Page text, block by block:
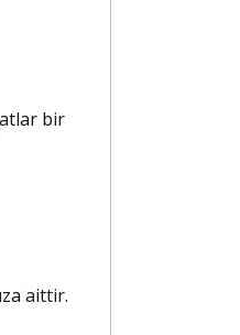
bir
aittir.